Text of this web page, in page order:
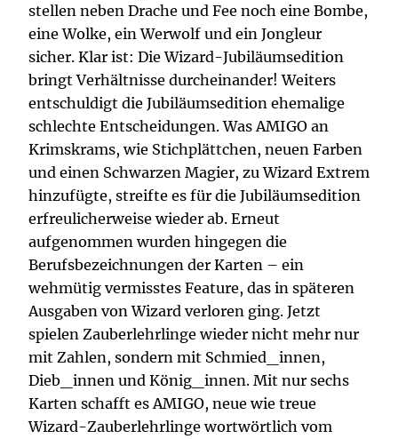
stellen neben Drache und Fee noch eine Bombe,
eine Wolke, ein Werwolf und ein Jongleur
sicher. Klar ist: Die Wizard-Jubiläumsedition
bringt Verhältnisse durcheinander! Weiters
entschuldigt die Jubiläumsedition ehemalige
schlechte Entscheidungen. Was AMIGO an
Krimskrams, wie Stichplättchen, neuen Farben
und einen Schwarzen Magier, zu Wizard Extrem
hinzufügte, streifte es für die Jubiläumsedition
erfreulicherweise wieder ab. Erneut
aufgenommen wurden hingegen die
Berufsbezeichnungen der Karten – ein
wehmütig vermisstes Feature, das in späteren
Ausgaben von Wizard verloren ging. Jetzt
spielen Zauberlehrlinge wieder nicht mehr nur
mit Zahlen, sondern mit Schmied_innen,
Dieb_innen und König_innen. Mit nur sechs
Karten schafft es AMIGO, neue wie treue
Wizard-Zauberlehrlinge wortwörtlich vom